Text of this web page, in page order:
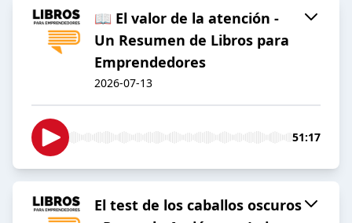
📖 El valor de la atención -
Un Resumen de Libros para
Emprendedores
2026-07-13
51:17
El test de los caballos oscuros